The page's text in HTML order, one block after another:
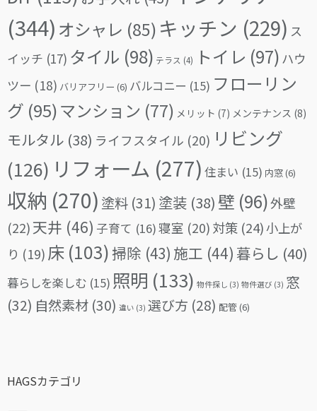
(344) オシャレ (85) キッチン (229) ス
イッチ (17) タイル (98) テラス (4) トイレ (97) ハウ
ツー (18) バリアフリー (6) バルコニー (15) フローリン
グ (95)マンション (77) メリット (7) メンテナンス (8)
モルタル (38) ライフスタイル (20) リビング
(126) リフォーム (277) 住まい (15) 内窓(6)
収納 (270) 塗料 (31) 塗装 (38) 壁 (96)外壁
(22)天井 (46) 子育て (16)寝室 (20) 対策 (24)小上が
り (19) 床 (103)掃除 (43) 施工 (44) 暮らし (40)
暮らしを楽しむ (15) 照明 (133) 物件探し (3) 物件選び (3) 窓
(32) 自然素材 (30) 違い (3) 選び方 (28) 配管(6)
HAGSカテゴリ